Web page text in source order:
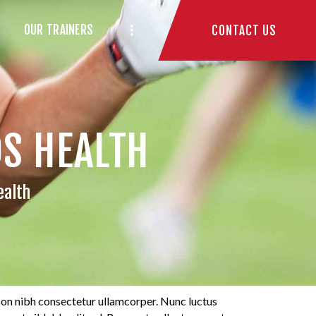
OUR TRAINERS CONTACT US
HEALTH
nibh consectetur ullamcorper. Nunc luctus